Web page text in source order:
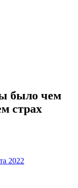
было чем
страх
2022